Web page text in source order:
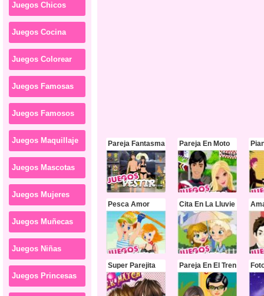
Juegos Chicos
Juegos Cocina
Juegos Colorear
Juegos Famosas
Juegos Famosos
Juegos Maquillaje
Juegos Mascotas
Juegos Mujeres
Juegos Muñecas
Juegos Niñas
Juegos Princesas
Pareja Fantasma Pareja En Moto
Pesca Amor Cita En La Lluvie
Super Parejita Pareja En El Tren